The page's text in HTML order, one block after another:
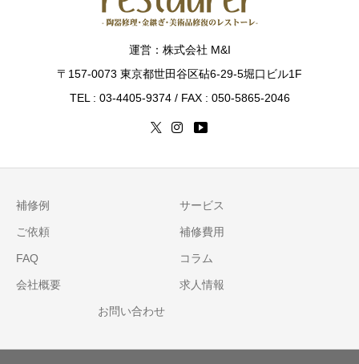
運営：株式会社 M&I
〒157-0073 東京都世田谷区砧6-29-5堀口ビル1F
TEL : 03-4405-9374 / FAX : 050-5865-2046
補修例 サービス
ご依頼 補修費用
FAQ コラム
会社概要 求人情報
お問い合わせ